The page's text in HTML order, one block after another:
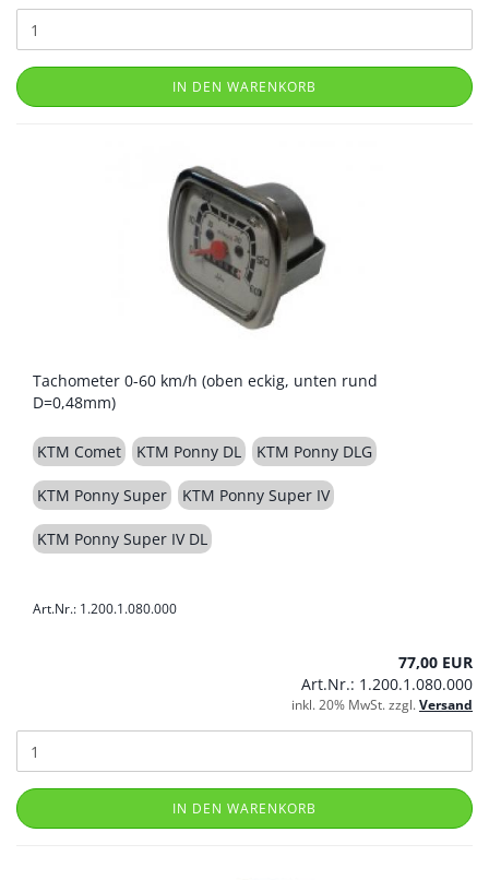
IN DEN WARENKORB
Tachometer 0-60 km/h (oben eckig, unten rund
D=0,48mm)
KTM Comet KTM Ponny DL KTM Ponny DLG
KTM Ponny Super KTM Ponny Super IV
KTM Ponny Super IV DL
Art.Nr.: 1.200.1.080.000
77,00 EUR
Art.Nr.: 1.200.1.080.000
inkl. 20% MwSt. zzgl.Versand
IN DEN WARENKORB